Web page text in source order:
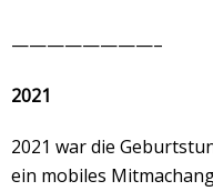
————————–
2021
2021 war die
ein mobiles